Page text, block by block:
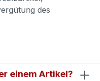
des
einem Artikel?